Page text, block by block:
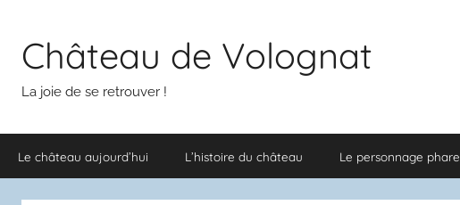
contenuChâteau de Volognat
La joie de se retrouver !
Le château aujourd’hui L’histoire du château Le personnage phare